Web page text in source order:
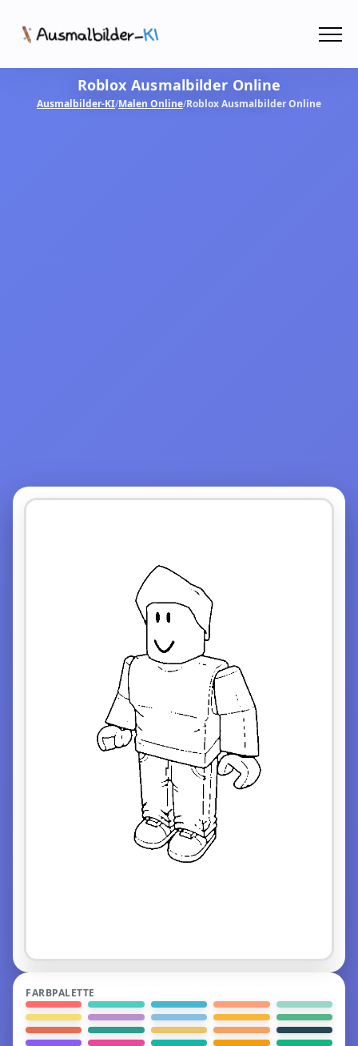
AusmalbilderRoblox Ausmalbilder Online
Ausmalbilder-KI/Malen Online/Roblox Ausmalbilder Online
FARBPALETTE